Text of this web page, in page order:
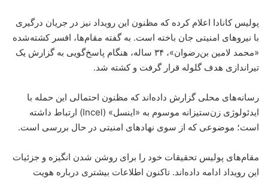
پولیس کانادا اعلام کرده که مظنون این رویداد نیز در جریان درگیری
با نیروهای امنیتی جان باخته است. به گفته مقام‌ها، افسر کشته‌شده
«محمد لامین بن‌رضوان»، ۳۴ ساله، هنگام پاسخ‌گویی به گزارش یک
تیراندازی هدف گلوله قرار گرفت و کشته شد.
رسانه‌های محلی گزارش داده‌اند که مظنون احتمالی این حمله با
ایدئولوژی زن‌ستیزانه موسوم به «اینسل» (Incel) ارتباط داشته
است؛ موضوعی که از سوی نهادهای امنیتی در حال بررسی است.
مقام‌های پولیس تحقیقات خود را برای روشن شدن انگیزه و جزئیات
این رویداد ادامه داده‌اند. تاکنون اطلاعات بیشتری درباره هویت